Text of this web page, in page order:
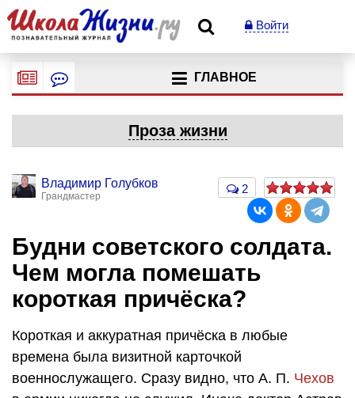
Войти
ГЛАВНОЕ
Проза жизни
Владимир Голубков
Грандмастер
2
Будни советского солдата.
Чем могла помешать
короткая причёска?
Короткая и аккуратная причёска в любые
времена была визитной карточкой
военнослужащего. Сразу видно, что А. П. Чехов